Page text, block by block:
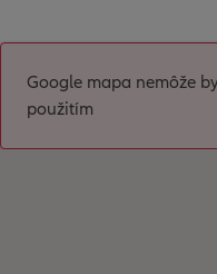
Google mapa nemôže
použitím